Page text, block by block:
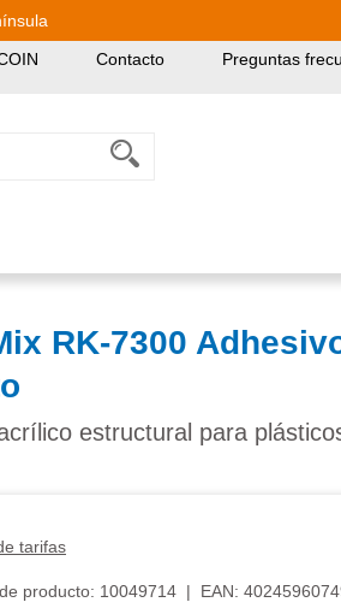
Contacto Preguntas
RK-7300
estructural para
tarifas
producto: 10049714 | EAN: